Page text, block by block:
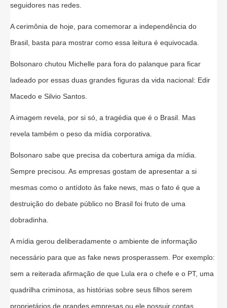
seguidores nas redes.
A cerimônia de hoje, para comemorar a independência do
Brasil, basta para mostrar como essa leitura é equivocada.
Bolsonaro chutou Michelle para fora do palanque para ficar
ladeado por essas duas grandes figuras da vida nacional: Edir
Macedo e Silvio Santos.
A imagem revela, por si só, a tragédia que é o Brasil. Mas
revela também o peso da mídia corporativa.
Bolsonaro sabe que precisa da cobertura amiga da mídia.
Sempre precisou. As empresas gostam de apresentar a si
mesmas como o antídoto às fake news, mas o fato é que a
destruição do debate público no Brasil foi fruto de uma
dobradinha.
A mídia gerou deliberadamente o ambiente de informação
necessário para que as fake news prosperassem. Por exemplo:
sem a reiterada afirmação de que Lula era o chefe e o PT, uma
quadrilha criminosa, as histórias sobre seus filhos serem
proprietários de grandes empresas ou ele possuir contas